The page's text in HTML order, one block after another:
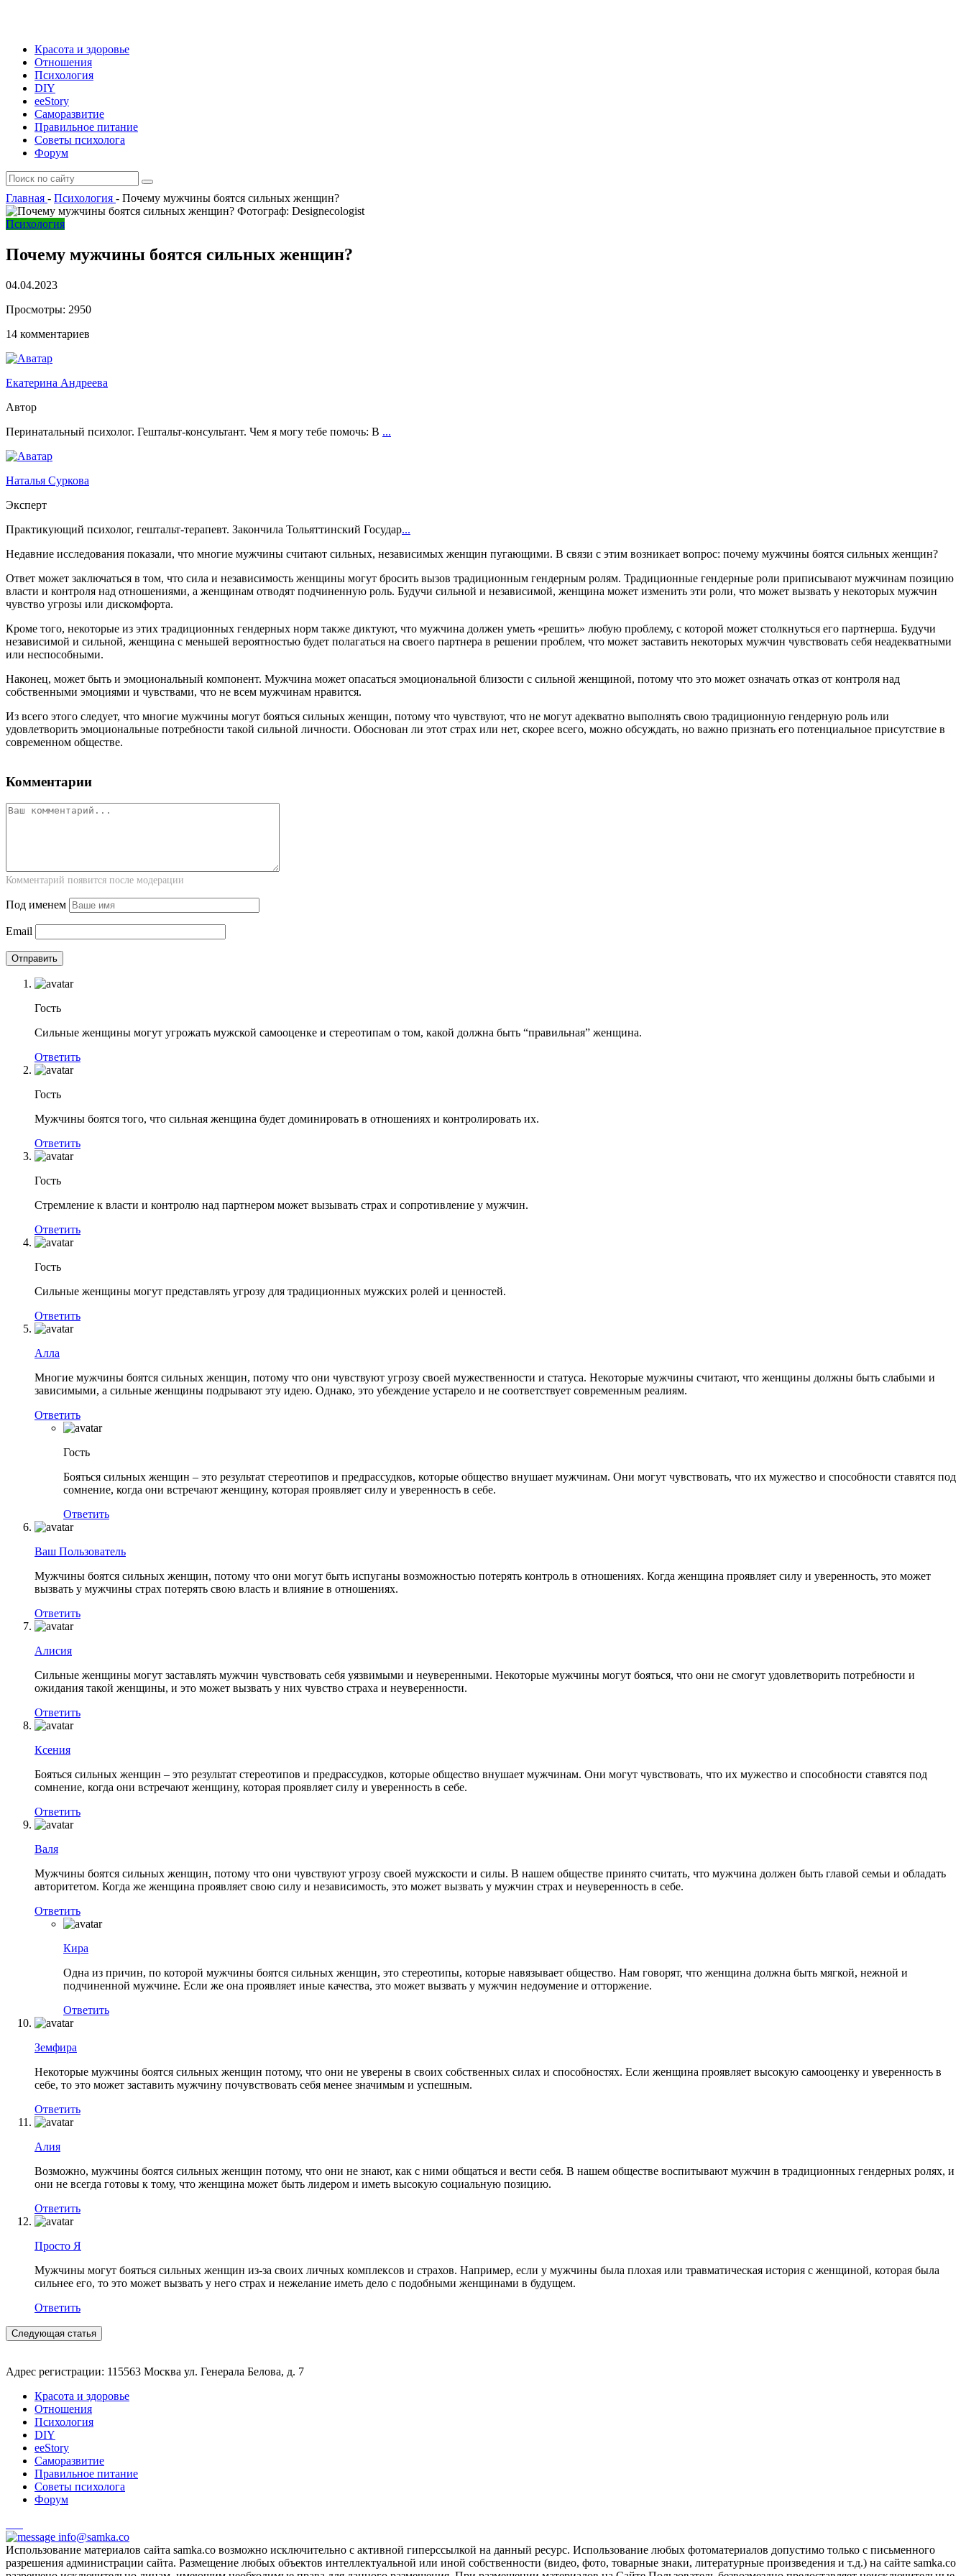
Красота и здоровье
Отношения
Психология
DIY
ееStory
Саморазвитие
Правильное питание
Советы психолога
Форум
Главная - Психология - Почему мужчины боятся сильных женщин?
Фотограф: Designecologist
Психология
Почему мужчины боятся сильных женщин?
04.04.2023
Просмотры: 2950
14 комментариев
Екатерина Андреева
Автор
Перинатальный психолог. Гештальт-консультант. Чем я могу тебе помочь: В ...
Наталья Суркова
Эксперт
Практикующий психолог, гештальт-терапевт. Закончила Тольяттинский Государ...
Недавние исследования показали, что многие мужчины считают сильных, независимых женщин пугающими. В связи с этим возникает вопрос: почему мужчины боятся сильных женщин?
Ответ может заключаться в том, что сила и независимость женщины могут бросить вызов традиционным гендерным ролям. Традиционные гендерные роли приписывают мужчинам позицию
власти и контроля над отношениями, а женщинам отводят подчиненную роль. Будучи сильной и независимой, женщина может изменить эти роли, что может вызвать у некоторых мужчин
чувство угрозы или дискомфорта.
Кроме того, некоторые из этих традиционных гендерных норм также диктуют, что мужчина должен уметь «решить» любую проблему, с которой может столкнуться его партнерша. Будучи
независимой и сильной, женщина с меньшей вероятностью будет полагаться на своего партнера в решении проблем, что может заставить некоторых мужчин чувствовать себя неадекватными
или неспособными.
Наконец, может быть и эмоциональный компонент. Мужчина может опасаться эмоциональной близости с сильной женщиной, потому что это может означать отказ от контроля над
собственными эмоциями и чувствами, что не всем мужчинам нравится.
Из всего этого следует, что многие мужчины могут бояться сильных женщин, потому что чувствуют, что не могут адекватно выполнять свою традиционную гендерную роль или
удовлетворить эмоциональные потребности такой сильной личности. Обоснован ли этот страх или нет, скорее всего, можно обсуждать, но важно признать его потенциальное присутствие в
современном обществе.
Комментарии
Комментарий появится после модерации
Под именем
Email
Гость
Сильные женщины могут угрожать мужской самооценке и стереотипам о том, какой должна быть “правильная” женщина.
Ответить
Гость
Мужчины боятся того, что сильная женщина будет доминировать в отношениях и контролировать их.
Ответить
Гость
Стремление к власти и контролю над партнером может вызывать страх и сопротивление у мужчин.
Ответить
Гость
Сильные женщины могут представлять угрозу для традиционных мужских ролей и ценностей.
Ответить
Алла
Многие мужчины боятся сильных женщин, потому что они чувствуют угрозу своей мужественности и статуса. Некоторые мужчины считают, что женщины должны быть слабыми и
зависимыми, а сильные женщины подрывают эту идею. Однако, это убеждение устарело и не соответствует современным реалиям.
Ответить
Гость
Бояться сильных женщин – это результат стереотипов и предрассудков, которые общество внушает мужчинам. Они могут чувствовать, что их мужество и способности ставятся под
сомнение, когда они встречают женщину, которая проявляет силу и уверенность в себе.
Ответить
Ваш Пользователь
Мужчины боятся сильных женщин, потому что они могут быть испуганы возможностью потерять контроль в отношениях. Когда женщина проявляет силу и уверенность, это может
вызвать у мужчины страх потерять свою власть и влияние в отношениях.
Ответить
Алисия
Сильные женщины могут заставлять мужчин чувствовать себя уязвимыми и неуверенными. Некоторые мужчины могут бояться, что они не смогут удовлетворить потребности и
ожидания такой женщины, и это может вызвать у них чувство страха и неуверенности.
Ответить
Ксения
Бояться сильных женщин – это результат стереотипов и предрассудков, которые общество внушает мужчинам. Они могут чувствовать, что их мужество и способности ставятся под
сомнение, когда они встречают женщину, которая проявляет силу и уверенность в себе.
Ответить
Валя
Мужчины боятся сильных женщин, потому что они чувствуют угрозу своей мужскости и силы. В нашем обществе принято считать, что мужчина должен быть главой семьи и обладать
авторитетом. Когда же женщина проявляет свою силу и независимость, это может вызвать у мужчин страх и неуверенность в себе.
Ответить
Кира
Одна из причин, по которой мужчины боятся сильных женщин, это стереотипы, которые навязывает общество. Нам говорят, что женщина должна быть мягкой, нежной и
подчиненной мужчине. Если же она проявляет иные качества, это может вызвать у мужчин недоумение и отторжение.
Ответить
Земфира
Некоторые мужчины боятся сильных женщин потому, что они не уверены в своих собственных силах и способностях. Если женщина проявляет высокую самооценку и уверенность в
себе, то это может заставить мужчину почувствовать себя менее значимым и успешным.
Ответить
Алия
Возможно, мужчины боятся сильных женщин потому, что они не знают, как с ними общаться и вести себя. В нашем обществе воспитывают мужчин в традиционных гендерных ролях, и
они не всегда готовы к тому, что женщина может быть лидером и иметь высокую социальную позицию.
Ответить
Просто Я
Мужчины могут бояться сильных женщин из-за своих личных комплексов и страхов. Например, если у мужчины была плохая или травматическая история с женщиной, которая была
сильнее его, то это может вызвать у него страх и нежелание иметь дело с подобными женщинами в будущем.
Ответить
Следующая статья
Адрес регистрации: 115563 Москва ул. Генерала Белова, д. 7
Красота и здоровье
Отношения
Психология
DIY
ееStory
Саморазвитие
Правильное питание
Советы психолога
Форум
info@samka.co
Использование материалов сайта samka.co возможно исключительно с активной гиперссылкой на данный ресурс. Использование любых фотоматериалов допустимо только с письменного
разрешения администрации сайта. Размещение любых объектов интеллектуальной или иной собственности (видео, фото, товарные знаки, литературные произведения и т.д.) на сайте samka.co